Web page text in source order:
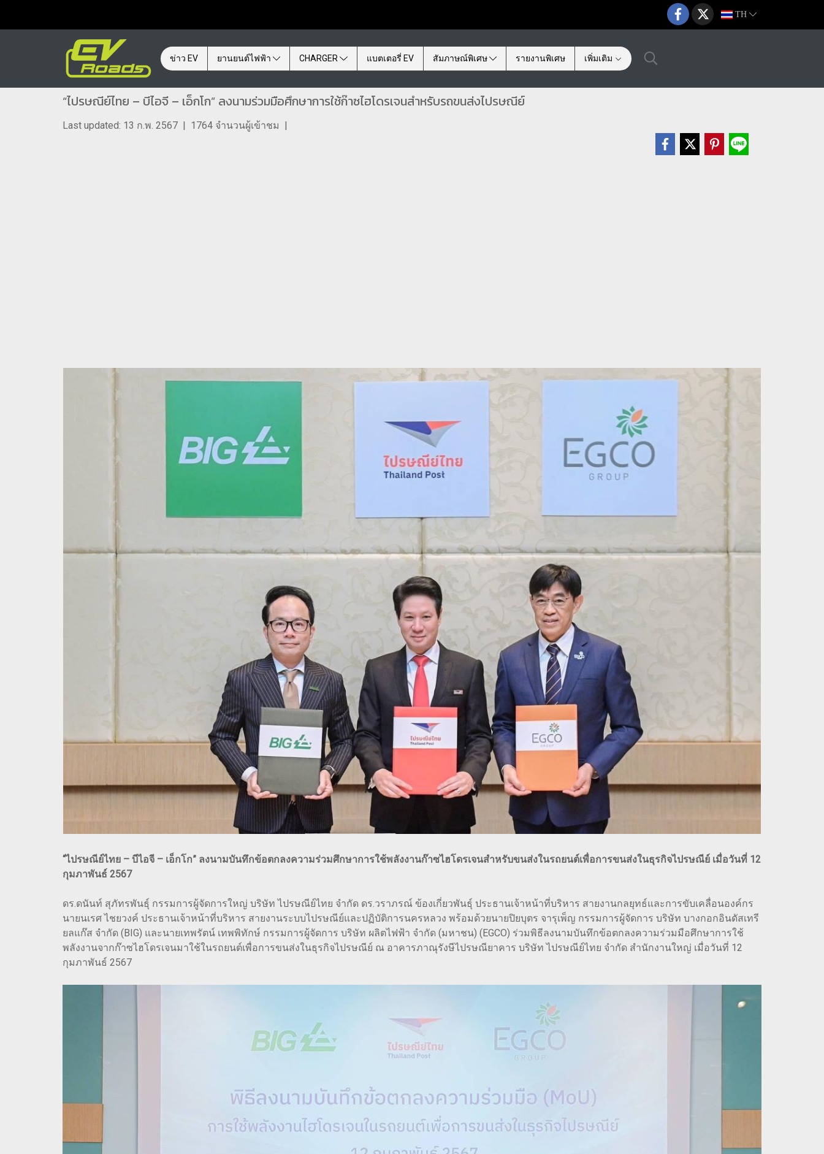
TH
ข่าว EV ยานยนต์ไฟฟ้า CHARGER แบตเตอรี่ EV สัมภาษณ์พิเศษ รายงานพิเศษ เพิ่มเติม
“ไปรษณีย์ไทย – บีไอจี – เอ็กโก” ลงนามร่วมมือศึกษาการใช้ก๊าซไฮโดรเจนสำหรับรถขนส่งไปรษณีย์
Last updated: 13 ก.พ. 2567 | 1764 จำนวนผู้เข้าชม |
“ไปรษณีย์ไทย – บีไอจี – เอ็กโก” ลงนามบันทึกข้อตกลงความร่วมศึกษาการใช้พลังงานก๊าซไฮโดรเจนสำหรับขนส่งในรถยนต์เพื่อการขนส่งในธุรกิจไปรษณีย์ เมื่อวันที่ 12
กุมภาพันธ์ 2567
ดร.ดนันท์ สุภัทรพันธุ์ กรรมการผู้จัดการใหญ่ บริษัท ไปรษณีย์ไทย จำกัด ดร.วราภรณ์ ข้องเกี่ยวพันธุ์ ประธานเจ้าหน้าที่บริหาร สายงานกลยุทธ์และการขับเคลื่อนองค์กร
นายนเรศ ไชยวงค์ ประธานเจ้าหน้าที่บริหาร สายงานระบบไปรษณีย์และปฏิบัติการนครหลวง พร้อมด้วยนายปิยบุตร จารุเพ็ญ กรรมการผู้จัดการ บริษัท บางกอกอินดัสเทรี
ยลแก๊ส จำกัด (BIG) และนายเทพรัตน์ เทพพิทักษ์ กรรมการผู้จัดการ บริษัท ผลิตไฟฟ้า จำกัด (มหาชน) (EGCO) ร่วมพิธีลงนามบันทึกข้อตกลงความร่วมมือศึกษาการใช้
พลังงานจากก๊าซไฮโดรเจนมาใช้ในรถยนต์เพื่อการขนส่งในธุรกิจไปรษณีย์ ณ อาคารภาณุรังษีไปรษณียาคาร บริษัท ไปรษณีย์ไทย จำกัด สำนักงานใหญ่ เมื่อวันที่ 12
กุมภาพันธ์ 2567